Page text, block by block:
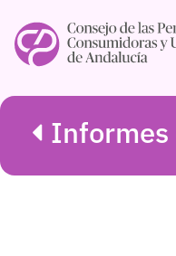
Informes